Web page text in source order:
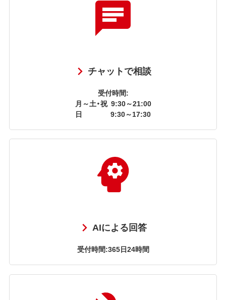
チャットで相談
受付時間:
月～土・祝 9:30～21:00
日
9:30～17:30
AIによる回答
受付時間:365日24時間